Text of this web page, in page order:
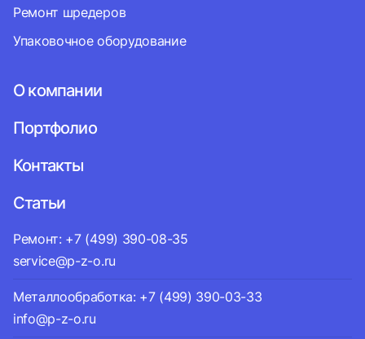
Ремонт шредеров
Упаковочное оборудование
О компании
Портфолио
Контакты
Статьи
Ремонт: +7 (499) 390-08-35
service@p-z-o.ru
Металлообработка: +7 (499) 390-03-33
info@p-z-o.ru